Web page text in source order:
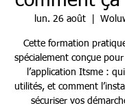
lun. 26 août
  |
Cette formation
spécialement conçue
l’application Itsme :
utilités, et comment
sécuriser vos